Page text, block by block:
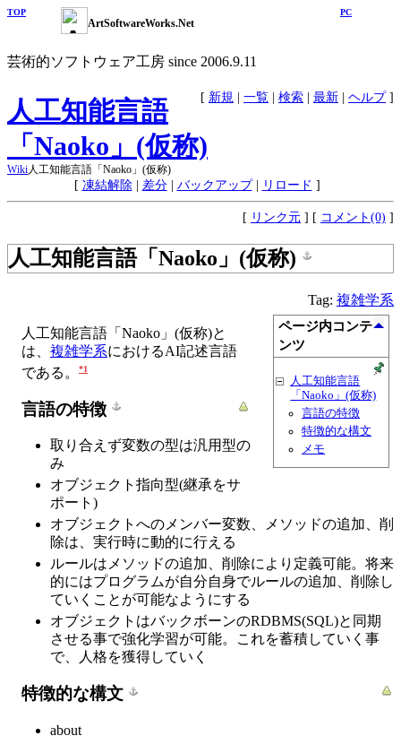
TOP PC
ArtSoftwareWorks.Net
芸術的ソフトウェア工房 since 2006.9.11
[ 新規 | 一覧 | 検索 | 最新 | ヘルプ]
人工知能言語
「Naoko」(仮称)
Wiki人工知能言語「Naoko」(仮称)
[ 凍結解除 | 差分| バックアップ| リロード ]
[ リンク元 ] [ コメント(0) ]
人工知能言語「Naoko」(仮称)
Tag: 複雑学系
ページ内コンテ
ンツ
人工知能言語
「Naoko」(仮称)
言語の特徴
特徴的な構文
メモ
人工知能言語「Naoko」(仮称)と
は、 複雑学系におけるAI記述言語
である。
*1
言語の特徴
取り合えず変数の型は汎用型の
み
オブジェクト指向型(継承をサ
ポート)
オブジェクトへのメンバー変数、メソッドの追加、削
除は、実行時に動的に行える
ルールはメソッドの追加、削除により定義可能。将来
的にはプログラムが自分自身でルールの追加、削除し
ていくことが可能なようにする
オブジェクトはバックボーンのRDBMS(SQL)と同期
させる事で強化学習が可能。これを蓄積していく事
で、人格を獲得していく
特徴的な構文
about